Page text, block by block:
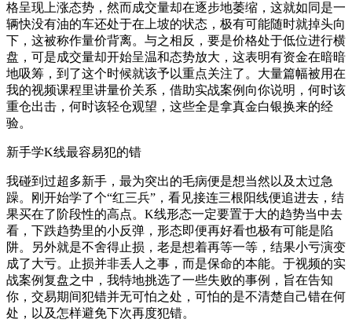
格呈现上涨态势，然而成交量却在逐步地萎缩，这就如同是一
辆快没有油的车还处于在上坡的状态，极有可能随时就掉头向
下，这被称作量价背离。与之相反，要是价格处于低位进行横
盘，可是成交量却开始呈温和态势放大，这表明有资金在暗暗
地吸筹，到了这个时候就该予以重点关注了。大量篇幅被用在
我的视频课程里讲量价关系，借助实战案例向你说明，何时该
重仓出击，何时该轻仓观望，这些全是拿真金白银换来的经
验。
新手学K线最容易犯的错
我碰到过超多新手，最为突出的毛病便是想当然以及太过急
躁。刚开始学了个“红三兵”，看见接连三根阳线便追进去，结
果买在了阶段性的高点。K线形态一定要置于大的趋势当中去
看，下跌趋势里的小反弹，形态即便再好看也极有可能是陷
阱。另外就是不舍得止损，老是想着再等一等，结果小亏演变
成了大亏。止损并非丢人之事，而是保命的本能。于视频的实
战案例复盘之中，我特地挑选了一些失败的事例，旨在告知
你，交易期间犯错并无可怕之处，可怕的是不清楚自己错在何
处，以及怎样避免下次再度犯错。